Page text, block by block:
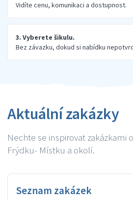
Vidíte cenu, komunikaci a dostupnost.
3. Vyberete šikulu.
Bez závazku, dokud si nabídku
Aktuální zakázky
Nechte se inspirovat zakázkami
Frýdku- Místku a okolí.
Seznam zakázek